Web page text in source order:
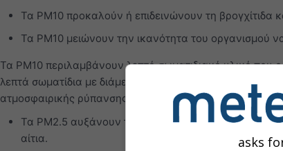
Τα PM10 προκαλούν ή επιδεινώνουν τη βρογχίτιδα
Τα PM10 μειώνουν την ικανότητα του οργανισμού
Τα PM10 περιλαμβάνουν λεπτό σωματιδιακό υλικό που
λεπτά σωματίδια με διάμετρο 2,5 μm ή μικρότερη. Ο
ατμοσφαιρικής ρύπανσης στη δημόσια υγεία αποδίδεται
Τα PM2.5 αυξάνουν τον ηλικιακά ειδικό κίνδυνο
αίτια.
asks